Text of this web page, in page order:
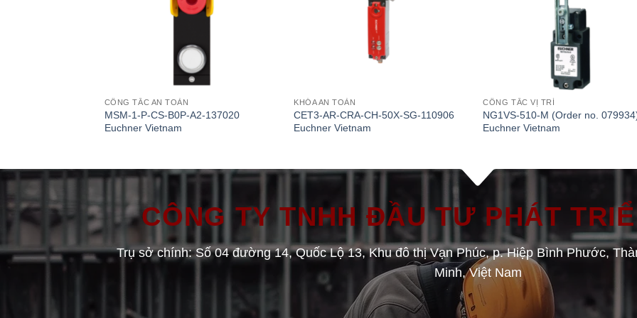
CÔNG TẮC AN TOÀN
MSM-1-P-CS-B0P-A2-137020
Euchner Vietnam
KHÓA AN TOÀN
CET3-AR-CRA-CH-50X-SG-110906
Euchner Vietnam
CÔNG TẮC VỊ TRÍ
NG1VS-510-M (Order no.
Euchner Vietnam
CÔNG TY TNHH ĐẦU TƯ PHÁT
Trụ sở chính: Số 04 đường 14, Quốc Lộ 13, Khu đô thị Vạn Phúc, p. Hiệp Bình Phước,
Minh, Việt Nam